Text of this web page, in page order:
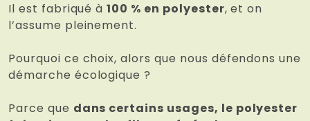
Il est fabriqué à100 % en polyester, et on
l’assume pleinement.
Pourquoi ce choix, alors que nous défendons une
démarche écologique ?
Parce que dans certains usages, le polyester